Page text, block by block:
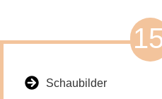
Schaubilder